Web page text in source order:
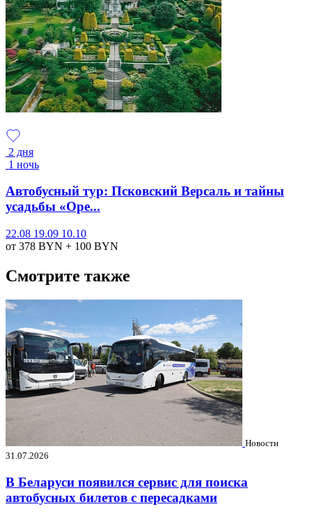
2 дня
1 ночь
Автобусный тур: Псковский Версаль и тайны
усадьбы «Оре...
22.08 19.09 10.10
от 378 BYN + 100 BYN
Смотрите также
Новости
31.07.2026
В Беларуси появился сервис для поиска
автобусных билетов с пересадками